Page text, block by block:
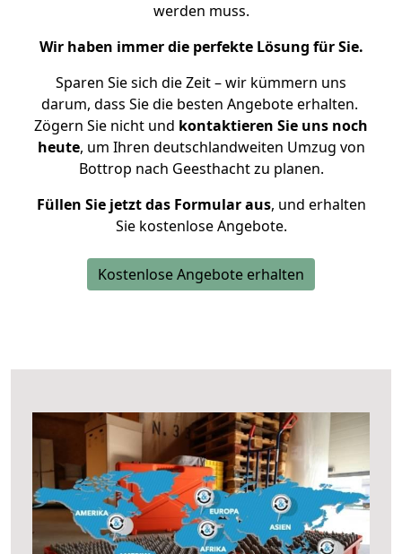
werden muss.
Wir haben immer die perfekte Lösung für Sie.
Sparen Sie sich die Zeit – wir kümmern uns
darum, dass Sie die besten Angebote erhalten.
Zögern Sie nicht und kontaktieren Sie uns noch
heute, um Ihren deutschlandweiten Umzug von
Bottrop nach Geesthacht zu planen.
Füllen Sie jetzt das Formular aus, und erhalten
Sie kostenlose Angebote.
Kostenlose Angebote erhalten